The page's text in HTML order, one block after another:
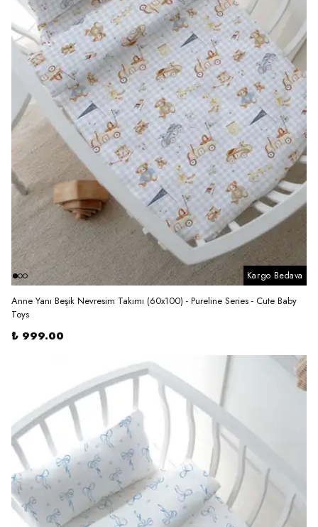
Kargo Bedava
Anne Yanı Beşik Nevresim Takımı (60x100) - Pureline Series - Cute Baby
Toys
₺ 999.00